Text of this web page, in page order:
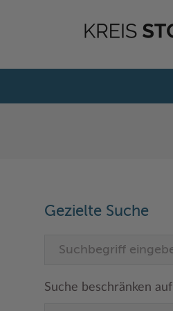
Gezielte Suche
Suche beschränken auf